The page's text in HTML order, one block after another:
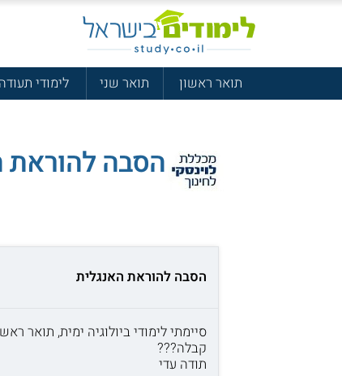
תואר ראשון תואר שני לימודי תעודה
הסבה להוראת
הסבה להוראת האנגלית
סיימתי לימודי ביולוגיה ימית, תואר
קבלה???
תודה עדי